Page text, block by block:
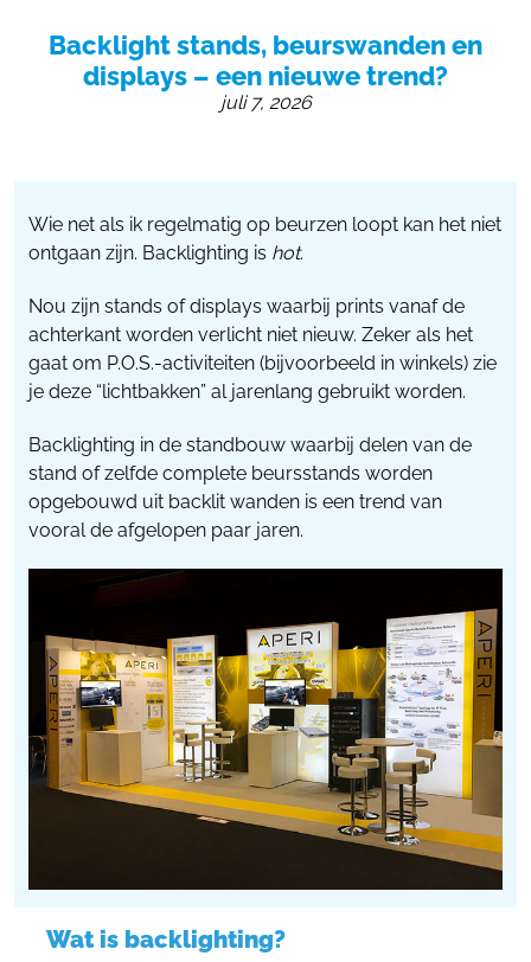
info@beursstand.nl
Backlight stands, beurswanden en
displays – een nieuwe trend?
juli 7, 2026
Wie net als ik regelmatig op beurzen loopt kan het niet
ontgaan zijn. Backlighting is hot.
Nou zijn stands of displays waarbij prints vanaf de
achterkant worden verlicht niet nieuw. Zeker als het
gaat om P.O.S.-activiteiten (bijvoorbeeld in winkels) zie
je deze “lichtbakken” al jarenlang gebruikt worden.
Backlighting in de standbouw waarbij delen van de
stand of zelfde complete beursstands worden
opgebouwd uit backlit wanden is een trend van
vooral de afgelopen paar jaren.
Wat is backlighting?